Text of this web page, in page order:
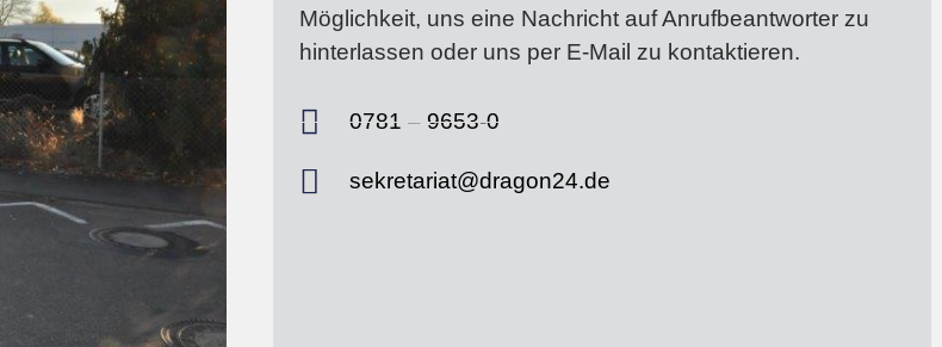
Möglichkeit, uns eine Nachricht auf Anrufbeantworter zu
hinterlassen oder uns per E-Mail zu kontaktieren.
0781 – 9653-0
sekretariat@dragon24.de